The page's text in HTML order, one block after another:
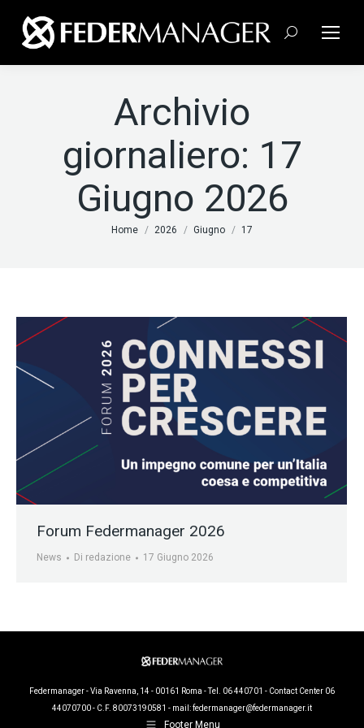
Cerca:
Archivio
giornaliero: 17
Giugno 2026
Tu sei qui:
Home 2026 Giugno 17
Forum Federmanager 2026
News Di redazione 17 Giugno 2026
Federmanager - Via Ravenna, 14 - 00161 Roma - Tel. 06 440701 - Contact Center 06
44070700 - C.F. 80073190581 - mail:federmanager@federmanager.it
Footer Menu